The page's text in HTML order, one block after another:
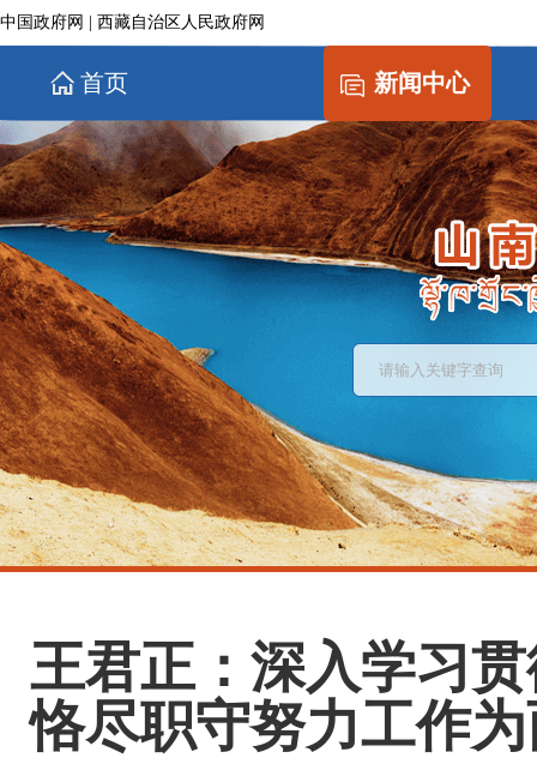
中国政府网 西藏自治区人民政府网
首页 新闻中心
王君正：深入学习
恪尽职守努力工作